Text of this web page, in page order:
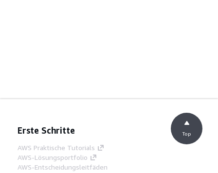
Erste Schritte
AWS Praktische Tutorials
AWS-Lösungsportfolio
AWS-Entscheidungsleitfäden
Top